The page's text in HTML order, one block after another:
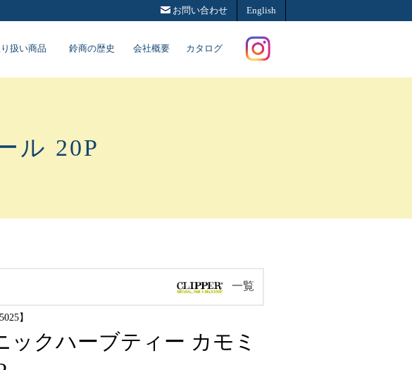
お問い合わせ English
扱い商品 鈴商の歴史 会社概要 カタログ Instagram
ル 20P
一覧
】
ックハーブティー カモミ